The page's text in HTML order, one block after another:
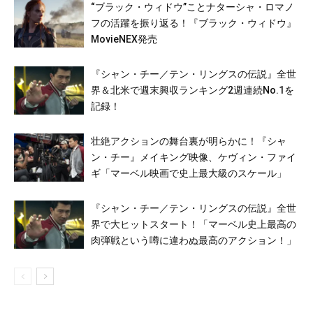
“ブラック・ウィドウ”ことナターシャ・ロマノ
フの活躍を振り返る！『ブラック・ウィドウ』
MovieNEX発売
『シャン・チー／テン・リングスの伝説』全世
界＆北米で週末興収ランキング2週連続No.1を
記録！
壮絶アクションの舞台裏が明らかに！『シャ
ン・チー』メイキング映像、ケヴィン・ファイ
ギ「マーベル映画で史上最大級のスケール」
『シャン・チー／テン・リングスの伝説』全世
界で大ヒットスタート！「マーベル史上最高の
肉弾戦という噂に違わぬ最高のアクション！」